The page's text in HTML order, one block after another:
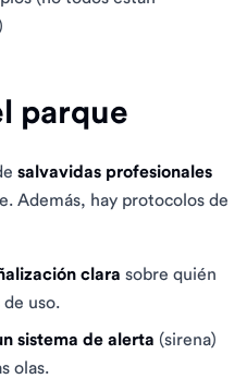
parque
salvavidas profesionales
Además, hay protocolos de
clara sobre quién
uso.
sistema de alerta (sirena)
olas.